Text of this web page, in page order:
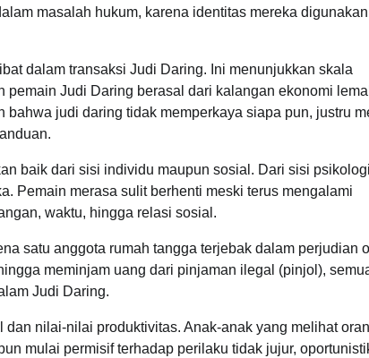
masalah hukum, karena identitas mereka
dalam transaksi Judi Daring. Ini menunjukkan skala
Judi Daring berasal dari kalangan ekonomi
judi daring tidak memperkaya siapa pun, justru
baik dari sisi individu maupun sosial. Dari sisi
Pemain merasa sulit berhenti meski terus mengalami
waktu, hingga relasi sosial.
satu anggota rumah tangga terjebak dalam perjudian
meminjam uang dari pinjaman ilegal (pinjol),
Judi Daring.
nilai-nilai produktivitas. Anak-anak yang melihat
mulai permisif terhadap perilaku tidak jujur,